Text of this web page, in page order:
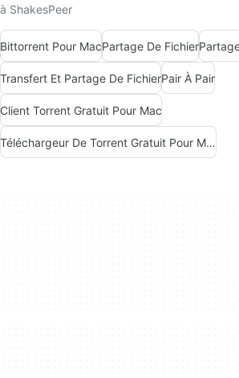
à ShakesPeer
Bittorrent Pour MacPartage De Fichier
Transfert Et Partage De FichierPair À Pair
Client Torrent Gratuit Pour Mac
Téléchargeur De Torrent Gratuit Pour Mac